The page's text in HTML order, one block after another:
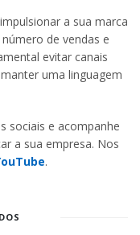
a sua marca
de vendas e
evitar canais
uma linguagem
sociais e acompanhe
a sua empresa. Nos
.